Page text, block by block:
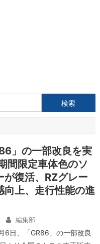
索:
」の一部改良を実
間限定車体色のソ
が復活、RZグレー
向上、走行性能の進
編集部
6日、「GR86」の一部改良